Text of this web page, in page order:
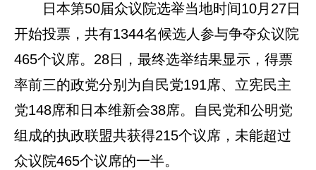
日本第50届众议院选举当地时间10月27日
开始投票，共有1344名候选人参与争夺众议院
465个议席。28日，最终选举结果显示，得票
率前三的政党分别为自民党191席、立宪民主
党148席和日本维新会38席。自民党和公明党
组成的执政联盟共获得215个议席，未能超过
众议院465个议席的一半。